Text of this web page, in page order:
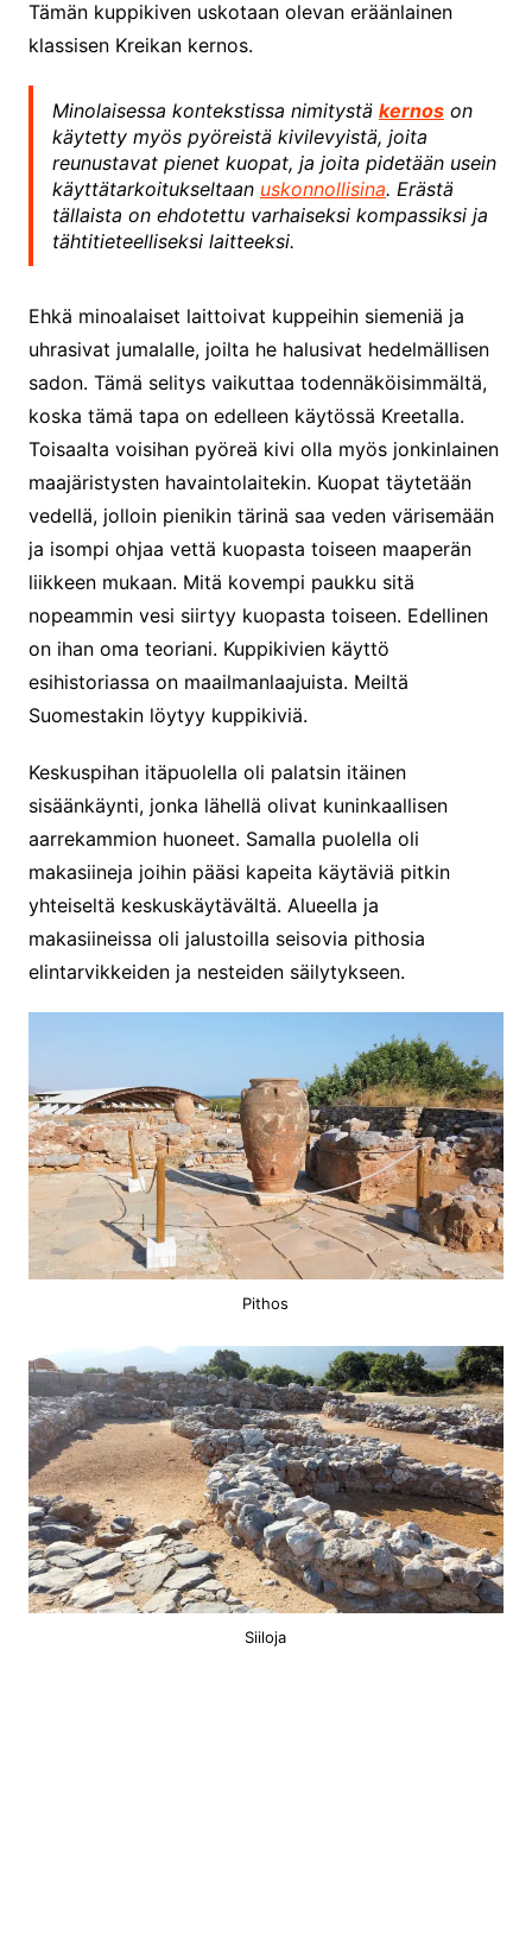
Tämän kuppikiven uskotaan olevan eräänlainen
klassisen Kreikan kernos.
Minolaisessa kontekstissa nimitystä kernoson
käytetty myös pyöreistä kivilevyistä, joita
reunustavat pienet kuopat, ja joita pidetään usein
käyttätarkoitukseltaan uskonnollisina. Erästä
tällaista on ehdotettu varhaiseksi kompassiksi ja
tähtitieteelliseksi laitteeksi.
Ehkä minoalaiset laittoivat kuppeihin siemeniä ja
uhrasivat jumalalle, joilta he halusivat hedelmällisen
sadon. Tämä selitys vaikuttaa todennäköisimmältä,
koska tämä tapa on edelleen käytössä Kreetalla.
Toisaalta voisihan pyöreä kivi olla myös jonkinlainen
maajäristysten havaintolaitekin. Kuopat täytetään
vedellä, jolloin pienikin tärinä saa veden värisemään
ja isompi ohjaa vettä kuopasta toiseen maaperän
liikkeen mukaan. Mitä kovempi paukku sitä
nopeammin vesi siirtyy kuopasta toiseen. Edellinen
on ihan oma teoriani. Kuppikivien käyttö
esihistoriassa on maailmanlaajuista. Meiltä
Suomestakin löytyy kuppikiviä.
Keskuspihan itäpuolella oli palatsin itäinen
sisäänkäynti, jonka lähellä olivat kuninkaallisen
aarrekammion huoneet. Samalla puolella oli
makasiineja joihin pääsi kapeita käytäviä pitkin
yhteiseltä keskuskäytävältä. Alueella ja
makasiineissa oli jalustoilla seisovia pithosia
elintarvikkeiden ja nesteiden säilytykseen.
Pithos
Siiloja